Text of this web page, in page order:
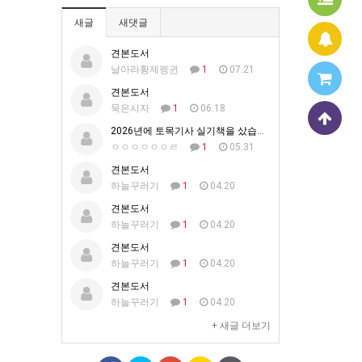
새글 새댓글
견본도서
날아라황제펭귄
1
07.21
견본도서
묵은시자
1
06.18
2026년에 토목기사 실기책을 샀습니다.
ㅇㅇㅇㅇㅇㅇㄹ
1
05.31
견본도서
하늘꾸러기
1
04.20
견본도서
하늘꾸러기
1
04.20
견본도서
하늘꾸러기
1
04.20
견본도서
하늘꾸러기
1 04.20
+ 새글 더보기